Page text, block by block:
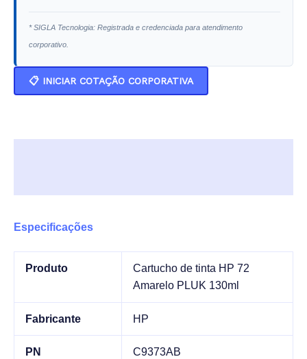
* SIGLA Tecnologia: Registrada e credenciada para atendimento
corporativo.
📋 INICIAR COTAÇÃO CORPORATIVA
Especificações
Produto
Cartucho de tinta HP 72
Amarelo PLUK 130ml
Fabricante HP
PN C9373AB